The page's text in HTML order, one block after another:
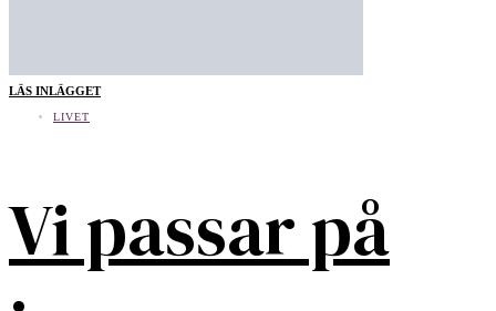
LÄS INLÄGGET
LIVET
Vi passar på